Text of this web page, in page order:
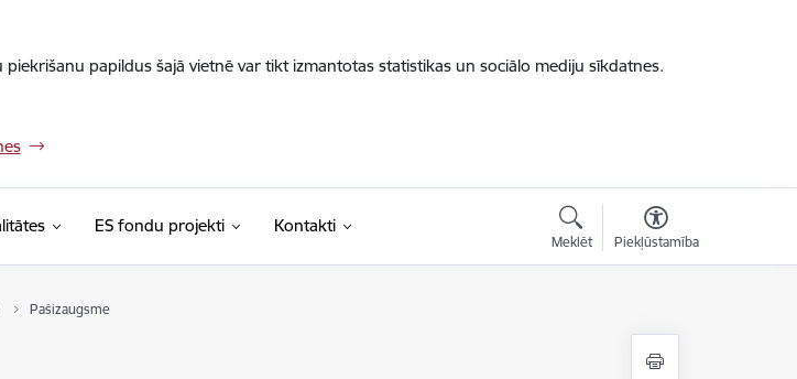
papildus šajā vietnē var tikt izmantotas statistikas un sociālo mediju sīkdatnes.
ES fondu projekti Kontakti
Meklēt Piekļūstamība
Pašizaugsme